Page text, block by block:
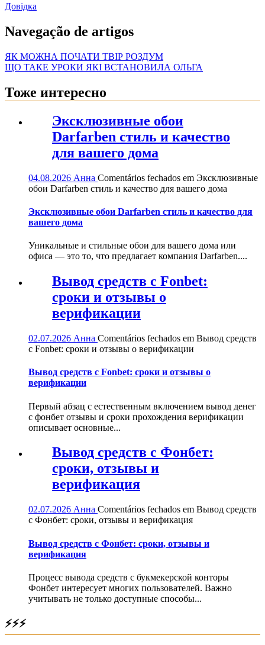
Довідка
Navegação de artigos
ЯК МОЖНА ПОЧАТИ ТВІР РОЗДУМ
ЩО ТАКЕ УРОКИ ЯКІ ВСТАНОВИЛА ОЛЬГА
Тоже интересно
Эксклюзивные обои
Darfarben стиль и качество
для вашего дома
04.08.2026 Анна Comentários fechados em Эксклюзивные
обои Darfarben стиль и качество для вашего дома
Эксклюзивные обои Darfarben стиль и качество для
вашего дома
Уникальные и стильные обои для вашего дома или
офиса — это то, что предлагает компания Darfarben....
Вывод средств с Fonbet:
сроки и отзывы о
верификации
02.07.2026 Анна Comentários fechados em Вывод средств
с Fonbet: сроки и отзывы о верификации
Вывод средств с Fonbet: сроки и отзывы о
верификации
Первый абзац с естественным включением вывод денег
с фонбет отзывы и сроки прохождения верификации
описывает основные...
Вывод средств с Фонбет:
сроки, отзывы и
верификация
02.07.2026 Анна Comentários fechados em Вывод средств
с Фонбет: сроки, отзывы и верификация
Вывод средств с Фонбет: сроки, отзывы и
верификация
Процесс вывода средств с букмекерской конторы
Фонбет интересует многих пользователей. Важно
учитывать не только доступные способы...
⚡⚡⚡